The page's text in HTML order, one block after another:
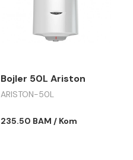
Bojler 50L Ariston
ARISTON-50L
235.50 BAM / Kom